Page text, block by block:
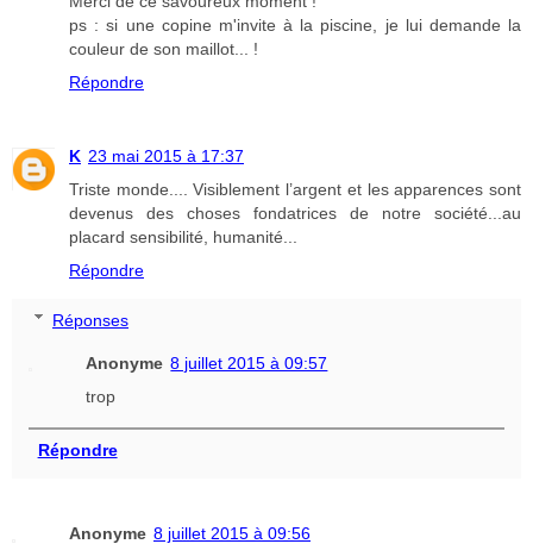
ps : si une copine m'invite à la piscine, je lui demande la
couleur de son maillot... !
Répondre
K 23 mai 2015 à 17:37
Triste monde.... Visiblement l’argent et les apparences sont
devenus des choses fondatrices de notre société...au
placard sensibilité, humanité...
Répondre
Réponses
Anonyme 8 juillet 2015 à 09:57
trop
Répondre
Anonyme 8 juillet 2015 à 09:56